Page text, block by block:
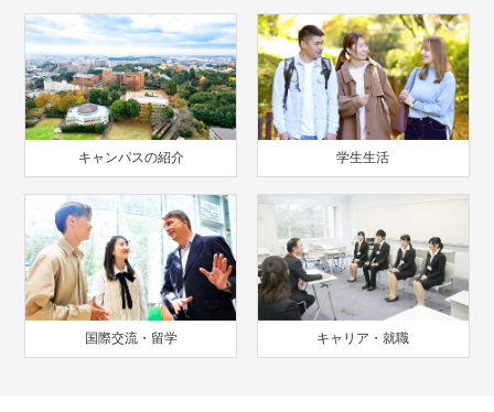
キャンパスの紹介 学生生活
国際交流・留学 キャリア・就職